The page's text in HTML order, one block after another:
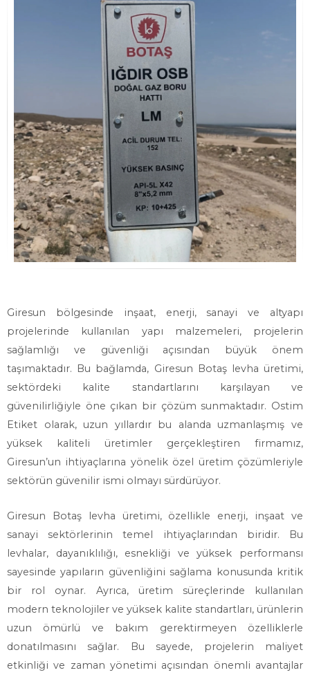
Giresun bölgesinde inşaat, enerji, sanayi ve altyapı
projelerinde kullanılan yapı malzemeleri, projelerin
sağlamlığı ve güvenliği açısından büyük önem
taşımaktadır. Bu bağlamda, Giresun Botaş levha üretimi,
sektördeki kalite standartlarını karşılayan ve
güvenilirliğiyle öne çıkan bir çözüm sunmaktadır. Ostim
Etiket olarak, uzun yıllardır bu alanda uzmanlaşmış ve
yüksek kaliteli üretimler gerçekleştiren firmamız,
Giresun’un ihtiyaçlarına yönelik özel üretim çözümleriyle
sektörün güvenilir ismi olmayı sürdürüyor.
Giresun Botaş levha üretimi, özellikle enerji, inşaat ve
sanayi sektörlerinin temel ihtiyaçlarından biridir. Bu
levhalar, dayanıklılığı, esnekliği ve yüksek performansı
sayesinde yapıların güvenliğini sağlama konusunda kritik
bir rol oynar. Ayrıca, üretim süreçlerinde kullanılan
modern teknolojiler ve yüksek kalite standartları, ürünlerin
uzun ömürlü ve bakım gerektirmeyen özelliklerle
donatılmasını sağlar. Bu sayede, projelerin maliyet
etkinliği ve zaman yönetimi açısından önemli avantajlar